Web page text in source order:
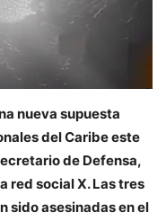
nueva supuesta
del Caribe este
de Defensa,
red social X. Las tres
sido asesinadas en el